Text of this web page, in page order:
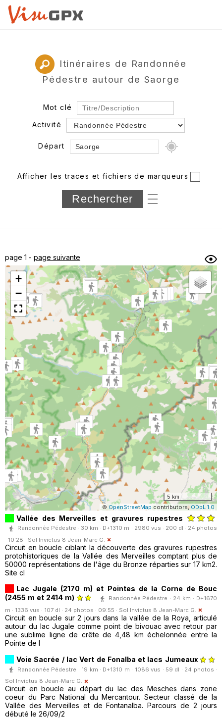
Itinéraires de Randonnée
Pédestre autour de Saorge
Mot clé
Activité
Départ
Département
Longueur min/max
sous-dossiers
Trier par
Horodatage Photos
Afficher les traces et fichiers de marqueurs
page 1 - page suivante
+
−
5 km
©OpenStreetMap contributors,ODbL 1.0
Vallée des Merveilles et gravures rupestres
Randonnée Pédestre · 30 km · D+1310 m · 2980 vus · 200 dl · 24 photos
· 10:28 · Sol Invictus 8 Jean-Marc G.
Circuit en boucle ciblant la découverte des gravures rupestres
protohistoriques de la Vallée des Merveilles comptant plus de
50000 représentations de l'âge du Bronze réparties sur 17 km2.
Site cl
Lac Jugale (2170 m) et Pointes de la Corne de Bouc
(2455 m et 2414 m)
Randonnée Pédestre · 24 km · D+1670
m · 1336 vus · 107 dl · 24 photos · 09:55 · Sol Invictus 8 Jean-Marc G.
Circuit en boucle sur 2 jours dans la vallée de la Roya, articulé
autour du lac Jugale comme point de bivouac avec retour par
une sublime ligne de crête de 4,48 km échelonnée entre la
Pointe de l
Voie Sacrée / lac Vert de Fonalba et lacs Jumeaux
Randonnée Pédestre · 19 km · D+1310 m · 1086 vus · 59 dl · 24 photos ·
Sol Invictus 8 Jean-Marc G.
Circuit en boucle au départ du lac des Mesches dans zone
coeur du Parc National du Mercantour. Secteur classé de la
Vallée des Merveilles et de Fontanalba. Parcours de 2 jours
débuté le 26/09/2